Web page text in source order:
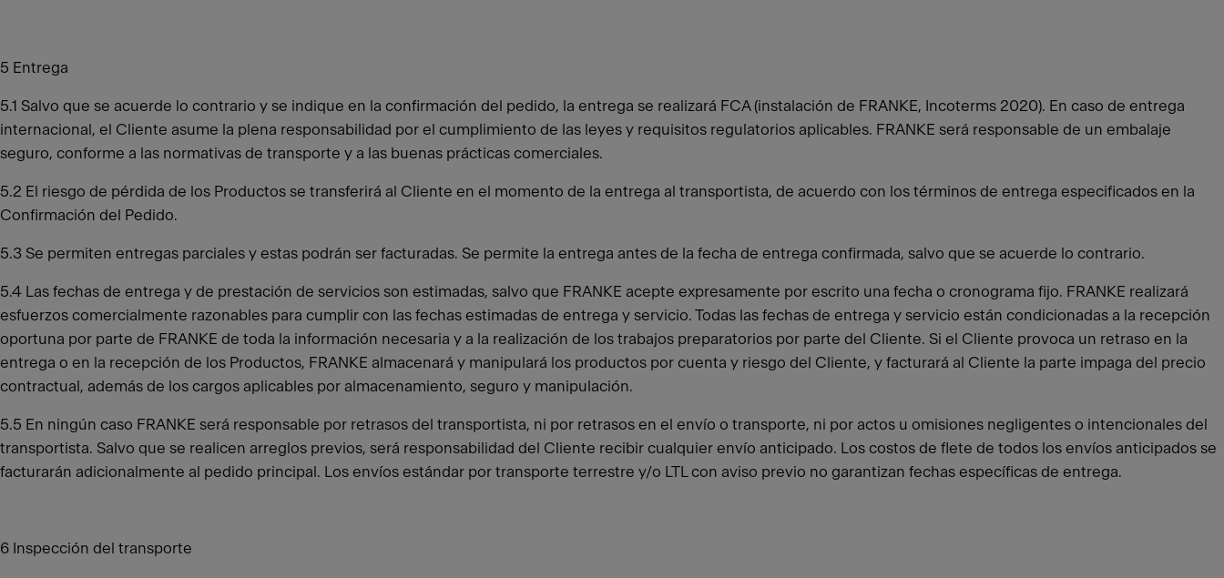
5 Entrega
5.1 Salvo que se acuerde lo contrario y se indique en la confirmación del pedido, la entrega se realizará FCA (instalación de FRANKE, Incoterms 2020). En caso de entrega
internacional, el Cliente asume la plena responsabilidad por el cumplimiento de las leyes y requisitos regulatorios aplicables. FRANKE será responsable de un embalaje
seguro, conforme a las normativas de transporte y a las buenas prácticas comerciales.
5.2 El riesgo de pérdida de los Productos se transferirá al Cliente en el momento de la entrega al transportista, de acuerdo con los términos de entrega especificados en la
Confirmación del Pedido.
5.3 Se permiten entregas parciales y estas podrán ser facturadas. Se permite la entrega antes de la fecha de entrega confirmada, salvo que se acuerde lo contrario.
5.4 Las fechas de entrega y de prestación de servicios son estimadas, salvo que FRANKE acepte expresamente por escrito una fecha o cronograma fijo. FRANKE realizará
esfuerzos comercialmente razonables para cumplir con las fechas estimadas de entrega y servicio. Todas las fechas de entrega y servicio están condicionadas a la recepción
oportuna por parte de FRANKE de toda la información necesaria y a la realización de los trabajos preparatorios por parte del Cliente. Si el Cliente provoca un retraso en la
entrega o en la recepción de los Productos, FRANKE almacenará y manipulará los productos por cuenta y riesgo del Cliente, y facturará al Cliente la parte impaga del precio
contractual, además de los cargos aplicables por almacenamiento, seguro y manipulación.
5.5 En ningún caso FRANKE será responsable por retrasos del transportista, ni por retrasos en el envío o transporte, ni por actos u omisiones negligentes o intencionales del
transportista. Salvo que se realicen arreglos previos, será responsabilidad del Cliente recibir cualquier envío anticipado. Los costos de flete de todos los envíos anticipados se
facturarán adicionalmente al pedido principal. Los envíos estándar por transporte terrestre y/o LTL con aviso previo no garantizan fechas específicas de entrega.
6 Inspección del transporte